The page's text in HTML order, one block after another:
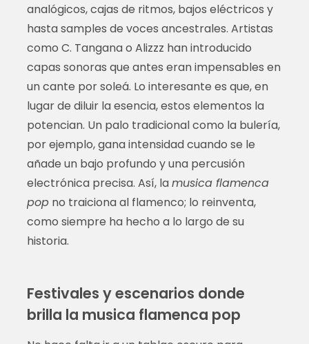
analógicos, cajas de ritmos, bajos eléctricos y
hasta samples de voces ancestrales. Artistas
como C. Tangana o Alizzz han introducido
capas sonoras que antes eran impensables en
un cante por soleá. Lo interesante es que, en
lugar de diluir la esencia, estos elementos la
potencian. Un palo tradicional como la bulería,
por ejemplo, gana intensidad cuando se le
añade un bajo profundo y una percusión
electrónica precisa. Así, lamusica flamenca
popno traiciona al flamenco; lo reinventa,
como siempre ha hecho a lo largo de su
historia.
Festivales y escenarios donde
brilla la musica flamenca pop